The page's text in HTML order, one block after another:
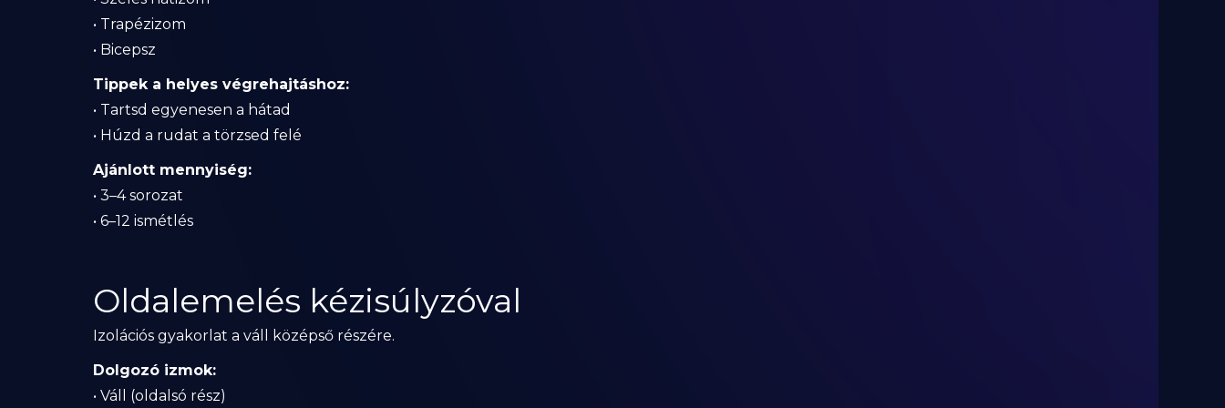
• Trapézizom
• Bicepsz
Tippek a helyes végrehajtáshoz:
• Tartsd egyenesen a hátad
• Húzd a rudat a törzsed felé
Ajánlott mennyiség:
• 3–4 sorozat
• 6–12 ismétlés
Oldalemelés kézisúlyzóval
Izolációs gyakorlat a váll középső részére.
Dolgozó izmok:
• Váll (oldalsó rész)